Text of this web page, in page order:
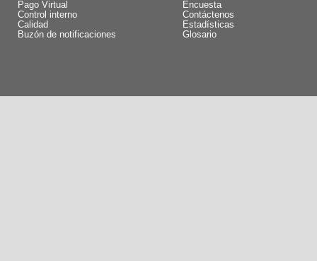
Pago Virtual
Control interno
Calidad
Buzón de notificaciones
Encuesta
Contáctenos
Estadísticas
Glosario